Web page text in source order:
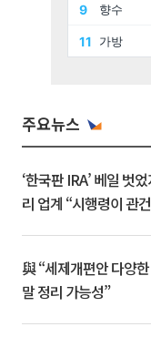
주요뉴스
‘한국판 IRA’ 베일 벗
리 업계 “시행령이 관
與 “세제개편안 다양
말 정리 가능성”